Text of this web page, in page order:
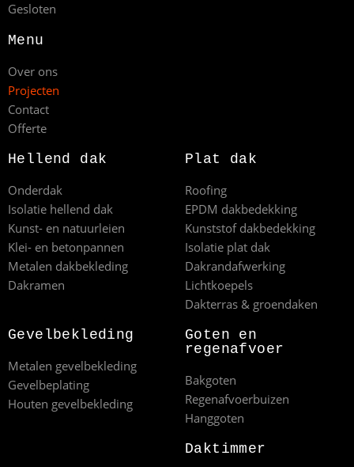
Gesloten
Menu
Over ons
Projecten
Contact
Offerte
Hellend dak
Onderdak
Isolatie hellend dak
Kunst- en natuurleien
Klei- en betonpannen
Metalen dakbekleding
Dakramen
Plat dak
Roofing
EPDM dakbedekking
Kunststof dakbedekking
Isolatie plat dak
Dakrandafwerking
Lichtkoepels
Dakterras & groendaken
Gevelbekleding
Metalen gevelbekleding
Gevelbeplating
Houten gevelbekleding
Goten en
regenafvoer
Bakgoten
Regenafvoerbuizen
Hanggoten
Daktimmer